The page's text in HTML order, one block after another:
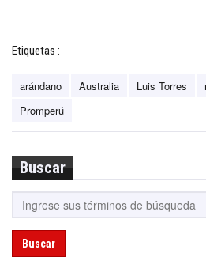
Etiquetas :
arándano Australia Luis Torres
Promperú
Buscar
Buscar